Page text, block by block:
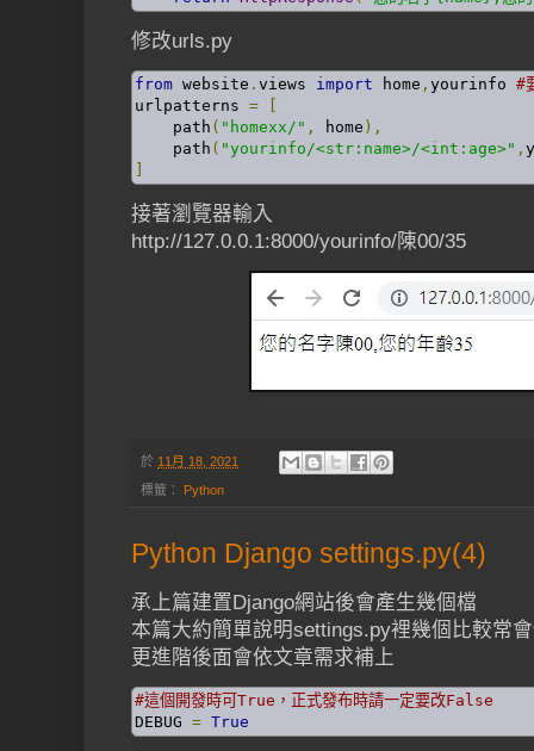
修改urls.py
from website . views import home , yourinfo #
urlpatterns =
    path
( "homexx/" , home ),
    path
( "yourinfo/<str:name>/<int:age>" ,
接著瀏覽器輸入
http://127.0.0.1:8000/yourinfo/陳00/35
於 11月 18, 2021
標籤： Python
Python Django settings.py(4)
承上篇建置Django網站後會產生幾個檔
本篇大約簡單說明settings.py裡幾個比較常
更進階後面會依文章需求補上
#這個開發時可True，正式發布時請一定要改False
DEBUG = True